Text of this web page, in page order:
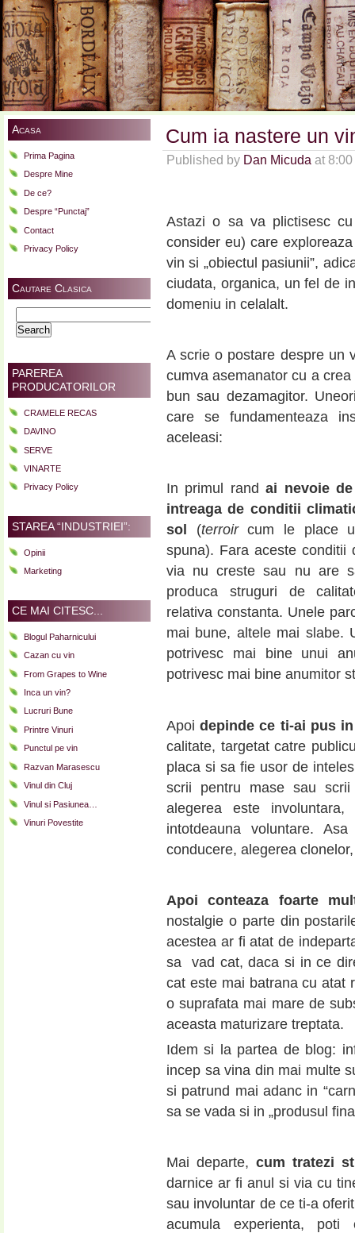
Acasa
Prima Pagina
Despre Mine
De ce?
Despre “Punctaj”
Contact
Privacy Policy
Cautare Clasica
for:
PAREREA
PRODUCATORILOR
CRAMELE RECAS
DAVINO
SERVE
VINARTE
Privacy Policy
STAREA “INDUSTRIEI”:
Opinii
Marketing
CE MAI CITESC...
Blogul Paharnicului
Cazan cu vin
From Grapes to Wine
Inca un vin?
Lucruri Bune
Printre Vinuri
Punctul pe vin
Razvan Marasescu
Vinul din Cluj
Vinul si Pasiunea…
Vinuri Povestite
Cum ia nastere un
Published by Dan Micuda at
Astazi o sa va plictisesc
consider eu) care
vin si „obiectul pasiunii”,
ciudata, organica, un fel de
domeniu in celalalt.
A scrie o postare despre un
cumva asemanator cu a
bun sau dezamagitor.
care se fundamenteaza
aceleasi:
In primul randai nevoie
intreaga de conditii
sol (terroircum le place
spuna). Fara aceste conditii
via nu creste sau nu are
produca struguri de
relativa constanta. Unele
mai bune, altele mai slabe.
potrivesc mai bine unui
potrivesc mai bine anumitor
Apoidepinde ce ti-ai pus
calitate, targetat catre
placa si sa fie usor de
scrii pentru mase sau
alegerea este
intotdeauna voluntare.
conducere, alegerea
Apoi conteaza foarte
nostalgie o parte din
acestea ar fi atat de
sa vad cat, daca si in ce
cat este mai batrana cu atat
o suprafata mai mare de
aceasta maturizare treptata.
Idem si la partea de blog:
incep sa vina din mai multe
si patrund mai adanc in
sa se vada si in „produsul
Mai departe, cum tratezi
darnice ar fi anul si via cu
sau involuntar de ce ti-a
acumula experienta,